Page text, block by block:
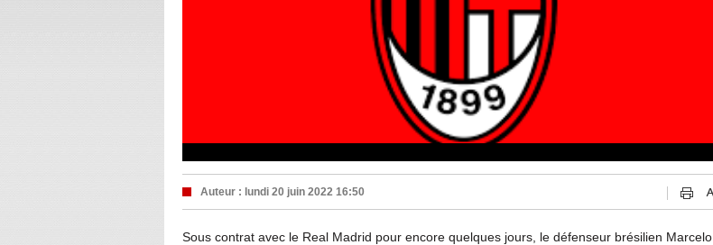
Auteur : lundi 20 juin 2022 16:50
Sous contrat avec le Real Madrid pour encore quelques jours, le défenseur brésilien Marcelo